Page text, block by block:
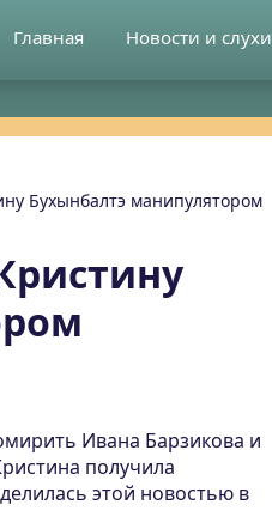
Главная Новости и слухи
Бухынбалтэ манипулятором
Ивана Барзикова и
получила
этой новостью в